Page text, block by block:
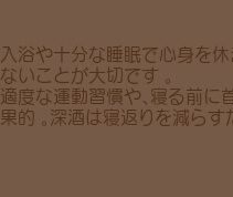
入浴や十分な睡眠で心身を休
ないことが大切です 。
適度な運動習慣や、寝る前に
果的 。深酒は寝返りを減らす